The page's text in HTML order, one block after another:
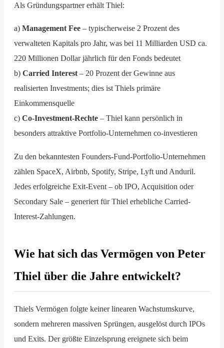
Als Gründungspartner erhält Thiel:
a) Management Fee – typischerweise 2 Prozent des
verwalteten Kapitals pro Jahr, was bei 11 Milliarden USD ca.
220 Millionen Dollar jährlich für den Fonds bedeutet
b) Carried Interest– 20 Prozent der Gewinne aus
realisierten Investments; dies ist Thiels primäre
Einkommensquelle
c) Co-Investment-Rechte – Thiel kann persönlich in
besonders attraktive Portfolio-Unternehmen co-investieren
Zu den bekanntesten Founders-Fund-Portfolio-Unternehmen
zählen SpaceX, Airbnb, Spotify, Stripe, Lyft und Anduril.
Jedes erfolgreiche Exit-Event – ob IPO, Acquisition oder
Secondary Sale – generiert für Thiel erhebliche Carried-
Interest-Zahlungen.
Wie hat sich das Vermögen von Peter
Thiel über die Jahre entwickelt?
Thiels Vermögen folgte keiner linearen Wachstumskurve,
sondern mehreren massiven Sprüngen, ausgelöst durch IPOs
und Exits. Der größte Einzelsprung ereignete sich beim